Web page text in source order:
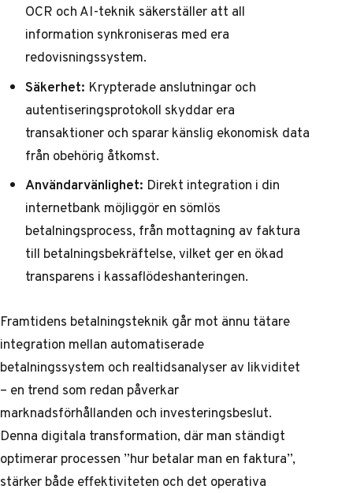
OCR och AI-teknik säkerställer att all
information synkroniseras med era
redovisningssystem.
Säkerhet: Krypterade anslutningar och
autentiseringsprotokoll skyddar era
transaktioner och sparar känslig ekonomisk data
från obehörig åtkomst.
Användarvänlighet: Direkt integration i din
internetbank möjliggör en sömlös
betalningsprocess, från mottagning av faktura
till betalningsbekräftelse, vilket ger en ökad
transparens i kassaflödeshanteringen.
Framtidens betalningsteknik går mot ännu tätare
integration mellan automatiserade
betalningssystem och realtidsanalyser av likviditet
– en trend som redan påverkar
marknadsförhållanden och investeringsbeslut.
Denna digitala transformation, där man ständigt
optimerar processen ”hur betalar man en faktura”,
stärker både effektiviteten och det operativa